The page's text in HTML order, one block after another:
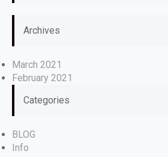
Archives
March 2021
February 2021
Categories
BLOG
Info